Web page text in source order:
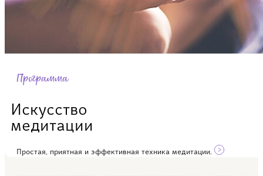
Программа
Искусство
медитации
Простая, приятная и эффективная техника медитации.